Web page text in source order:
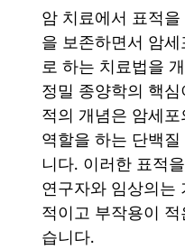
암 치료에서 표적
을 보존하면서 암
로 하는 치료법을
정밀 종양학의 핵
적의 개념은 암세
역할을 하는 단백
니다. 이러한 표적
연구자와 임상의는
적이고 부작용이
습니다.